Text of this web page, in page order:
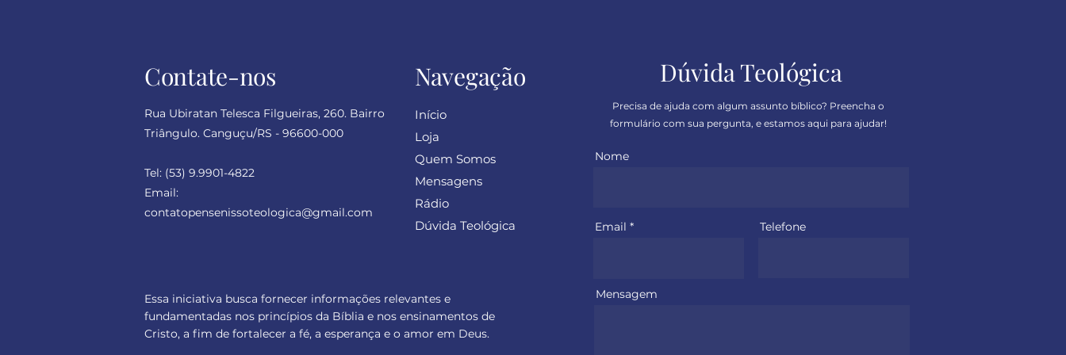
Contate-nos
Rua Ubiratan Telesca Filgueiras, 260. Bairro
Triângulo. Canguçu/RS - 96600-000
Tel: (53) 9.9901-4822
Email:
contatopensenissoteologica@gmail.com
Navegação
Início
Loja
Quem Somos
Mensagens
Rádio
Dúvida Teológica
Essa iniciativa busca fornecer informações relevantes e
fundamentadas nos princípios da Bíblia e nos ensinamentos de
Cristo, a fim de fortalecer a fé, a esperança e o amor em Deus.
Dúvida Teológica
Precisa de ajuda com algum assunto bíblico? Preencha o
formulário com sua pergunta, e estamos aqui para ajudar!
Nome
Email Telefone
Mensagem